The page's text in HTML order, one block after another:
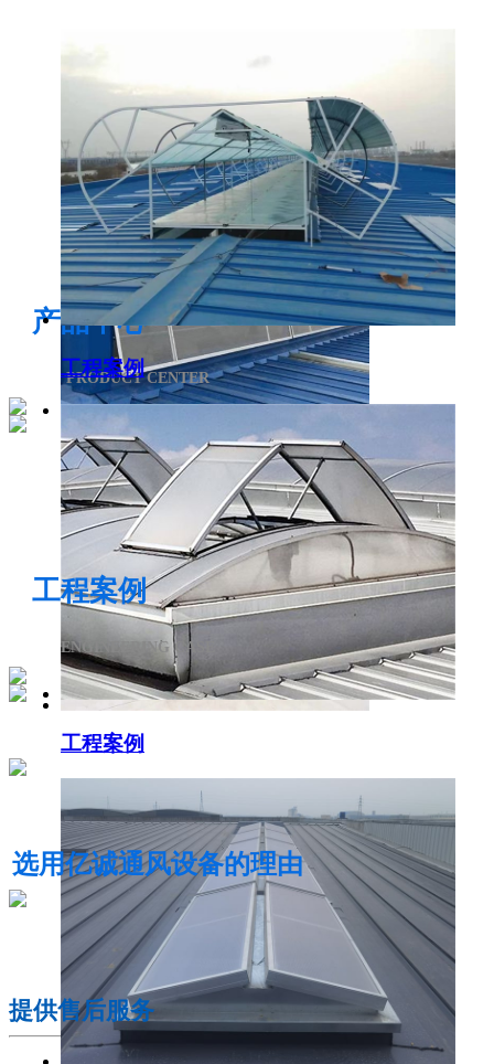
电开启通风气楼
侧开型排烟天窗
电动采光排烟天窗
产品中心
PRODUCT CENTER
工程案例
工程案例
工程案例
ENGINEERING CASE
选用亿诚通风设备的理由
提供售后服务